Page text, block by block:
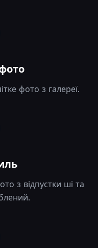
фото з галереї.
з відпустки ші та